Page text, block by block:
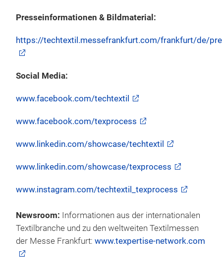
Presseinformationen & Bildmaterial:
https://techtextil.messefrankfurt.com/frankfurt/de/
Social Media:
www.facebook.com/techtextil
www.facebook.com/texprocess
www.linkedin.com/showcase/techtextil
www.linkedin.com/showcase/texprocess
www.instagram.com/techtextil_texprocess
Newsroom: Informationen aus der internationalen
Textilbranche und zu den weltweiten Textilmessen
der Messe Frankfurt: www.texpertise-network.com